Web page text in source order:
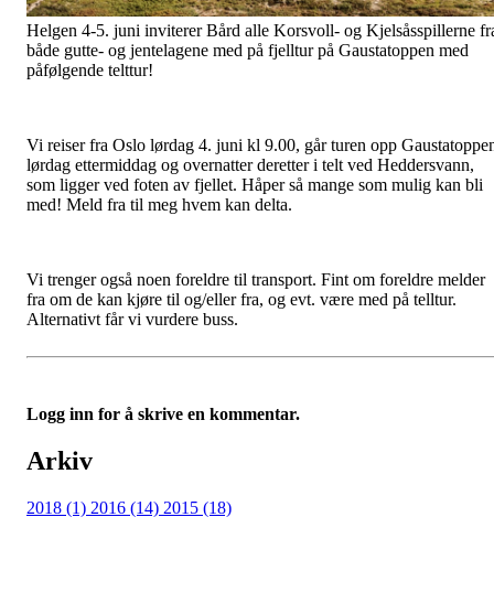
Helgen 4-5. juni inviterer Bård alle Korsvoll- og Kjelsåsspillerne
både gutte- og jentelagene med på fjelltur på Gaustatoppen med
påfølgende telttur!
Vi reiser fra Oslo lørdag 4. juni kl 9.00, går turen opp
lørdag ettermiddag og overnatter deretter i telt ved Heddersvann,
som ligger ved foten av fjellet. Håper så mange som mulig kan bli
med! Meld fra til meg hvem kan delta.
Vi trenger også noen foreldre til transport. Fint om foreldre melder
fra om de kan kjøre til og/eller fra, og evt. være med på telltur.
Alternativt får vi vurdere buss.
Logg inn for å skrive en kommentar.
Arkiv
2018 (1) 2016 (14) 2015 (18)